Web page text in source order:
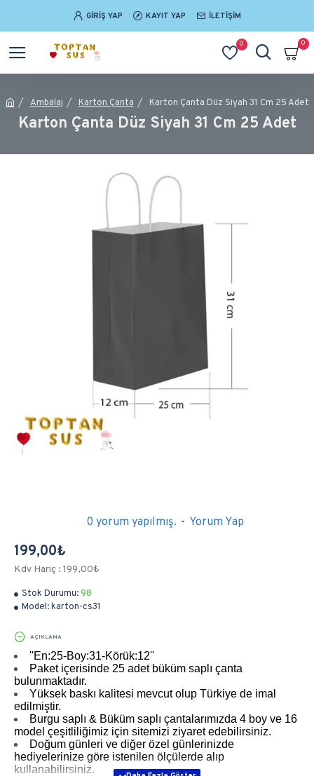
GIRIŞ YAP KAYIT YAP İLETIŞIM
0 0
Ambalaj Karton Çanta Karton Çanta Düz Siyah 31 Cm 25 Adet
Karton Çanta Düz Siyah 31 Cm 25 Adet
Stok Durumu: 98
Model:karton-cs31
0 yorum yapılmış. - Yorum Yap
199,00₺
Kdv Hariç : 199,00₺
AÇIKLAMA
''En:25-Boy:31-Körük:12''
Paket içerisinde 25 adet büküm saplı çanta
bulunmaktadır.
Yüksek baskı kalitesi mevcut olup Türkiye de imal
edilmiştir.
Burgu saplı & Büküm saplı çantalarımızda 4 boy ve 16
model çeşitliliğimiz için sitemizi ziyaret edebilirsiniz.
Doğum günleri ve diğer özel günlerinizde
hediyelerinize göre istenilen ölçülerde alıp
kullanabilirsiniz.